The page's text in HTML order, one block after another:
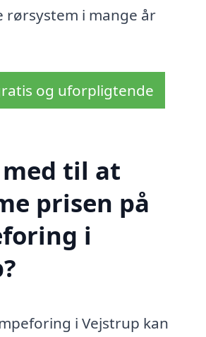
rørsystem i mange år
og uforpligtende
til at
prisen på
i
i Vejstrup kan